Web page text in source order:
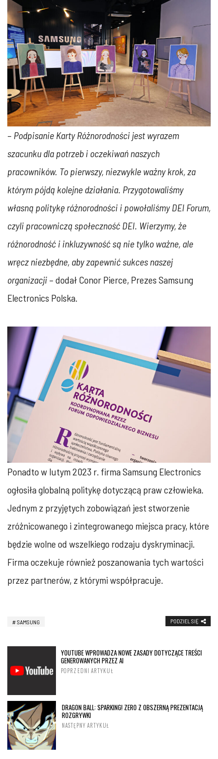
– Podpisanie Karty Różnorodności jest wyrazem
szacunku dla potrzeb i oczekiwań naszych
pracowników. To pierwszy, niezwykle ważny krok, za
którym pójdą kolejne działania. Przygotowaliśmy
własną politykę różnorodności i powołaliśmy DEI Forum,
czyli pracowniczą społeczność DEI. Wierzymy, że
różnorodność i inkluzywność są nie tylko ważne, ale
wręcz niezbędne, aby zapewnić sukces naszej
organizacji – dodał Conor Pierce, Prezes Samsung
Electronics Polska.
Ponadto w lutym 2023 r. firma Samsung Electronics
ogłosiła globalną politykę dotyczącą praw człowieka.
Jednym z przyjętych zobowiązań jest stworzenie
zróżnicowanego i zintegrowanego miejsca pracy, które
będzie wolne od wszelkiego rodzaju dyskryminacji.
Firma oczekuje również poszanowania tych wartości
przez partnerów, z którymi współpracuje.
SAMSUNG PODZIEL SIĘ
YOUTUBE WPROWADZA NOWE ZASADY DOTYCZĄCE TREŚCI
GENEROWANYCH PRZEZ AI
POPRZEDNI ARTYKUŁ
DRAGON BALL: SPARKING! ZERO Z OBSZERNĄ PREZENTACJĄ
ROZGRYWKI
NASTĘPNY ARTYKUŁ